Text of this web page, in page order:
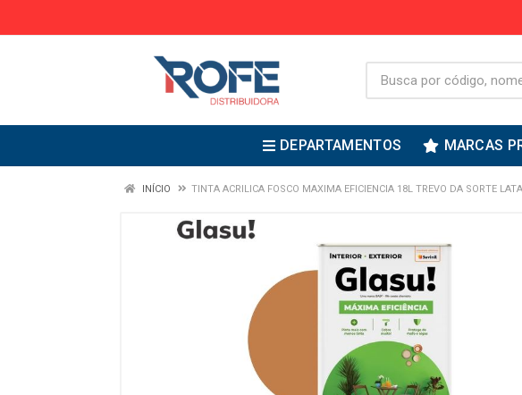
DEPARTAMENTOS MARCAS
INÍCIO TINTA ACRILICA FOSCO MAXIMA EFICIENCIA 18L TREVO DA SORTE